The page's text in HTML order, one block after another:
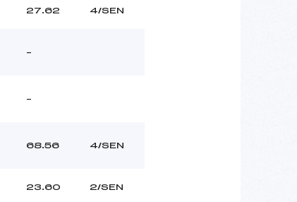
27.62 4/SEN
–
–
68.56 4/SEN
23.60 2/SEN